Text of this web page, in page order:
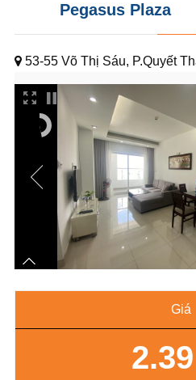
Pegasus Plaza
53-55 Võ Thị Sáu, P.Quyết
Giá